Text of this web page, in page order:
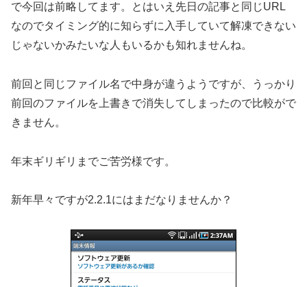
で今回は前略してます。とはいえ先日の記事と同じURL
なのでタイミング的に知らずに入手していて解凍できない
じゃないかみたいな人もいるかも知れませんね。
前回と同じファイル名で中身が違うようですが、うっかり
前回のファイルを上書きで消失してしまったので比較がで
きません。
年末ギリギリまでご苦労様です。
新年早々ですが2.2.1にはまだなりませんか？